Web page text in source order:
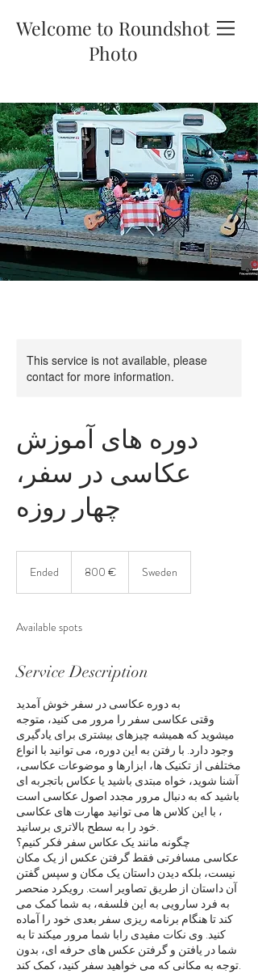
Welcome to Roundshot
Photo
This service is not available, please
contact for more information.
دوره های آموزش
عکاسی در سفر،
چهار روزه
Ended
d
800 € Sweden
Available spots
Service Description
به دوره عکاسی در سفر خوش آمدید
وقتی عکاسی سفر را مرور می کنید، متوجه
میشوید که همیشه چیزهای بیشتری برای یادگیری
وجود دارد. با رفتن به این دوره، می توانید با انواع
مختلفی از تکنیک ها، ابزارها و موضوعات عکاسی،
آشنا شوید، خواه مبتدی باشید یا عکاس باتجربه ای
باشید که به دنبال مرور مجدد اصول عکاسی است
، با این کلاس ها می توانید مهارت های عکاسی
خود را به سطح بالاتری برسانید.
چگونه مانند یک عکاس سفر فکر کنیم؟
عکاسی مسافرتی فقط گرفتن عکس از یک مکان
نیست، بلکه دیدن داستان یک مکان و سپس گفتن
آن داستان از طریق تصاویر است. رویکرد منحصر
به فرد سارویی به این فلسفه، به شما کمک می
کند تا هنگام برنامه ریزی سفر بعدی خود را آماده
کنید. وی نکات مفیدی رابا شما مرور میکند تا به
شما در یافتن و گرفتن عکس های حرفه ای، بدون
توجه به مکانی که می خواهید سفر کنید، کمک کند.